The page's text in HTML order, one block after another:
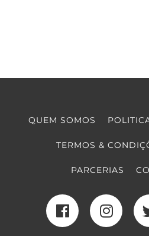
QUEM SOMOS
TERMOS &
PARCERIAS